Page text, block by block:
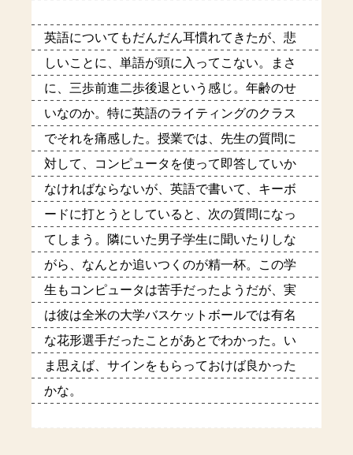
英語についてもだんだん耳慣れてきたが、悲
しいことに、単語が頭に入ってこない。まさ
に、三歩前進二歩後退という感じ。年齢のせ
いなのか。特に英語のライティングのクラス
でそれを痛感した。授業では、先生の質問に
対して、コンピュータを使って即答していか
なければならないが、英語で書いて、キーボ
ードに打とうとしていると、次の質問になっ
てしまう。隣にいた男子学生に聞いたりしな
がら、なんとか追いつくのが精一杯。この学
生もコンピュータは苦手だったようだが、実
は彼は全米の大学バスケットボールでは有名
な花形選手だったことがあとでわかった。い
ま思えば、サインをもらっておけば良かった
かな。